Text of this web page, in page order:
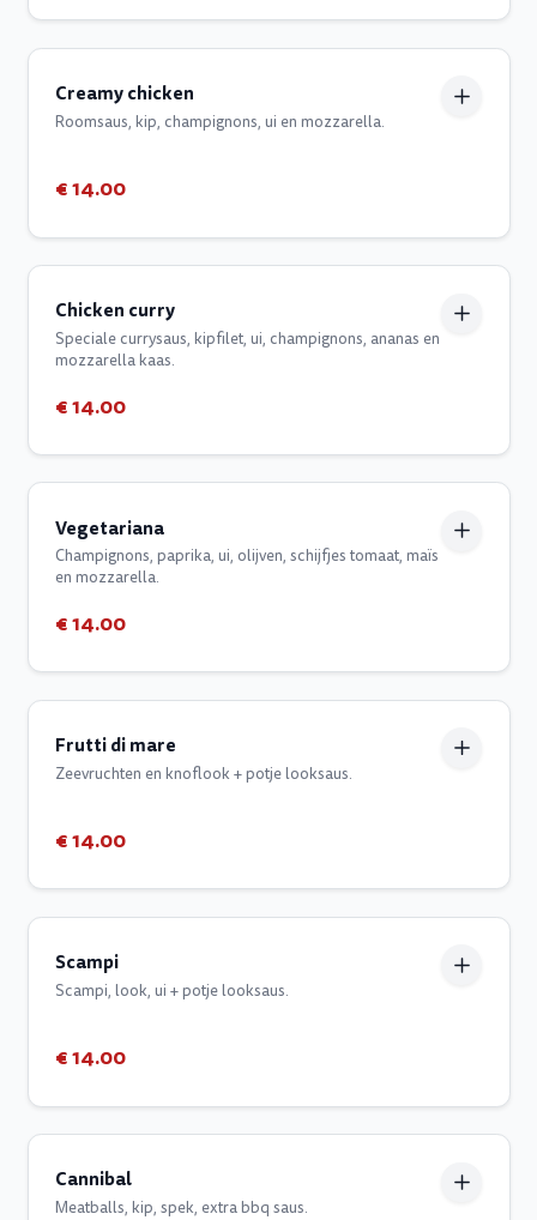
Creamy chicken
Roomsaus, kip, champignons, ui en mozzarella.
€ 14.00
Chicken curry
Speciale currysaus, kipfilet, ui, champignons, ananas en
mozzarella kaas.
€ 14.00
Vegetariana
Champignons, paprika, ui, olijven, schijfjes tomaat, maïs
en mozzarella.
€ 14.00
Frutti di mare
Zeevruchten en knoflook + potje looksaus.
€ 14.00
Scampi
Scampi, look, ui + potje looksaus.
€ 14.00
Cannibal
Meatballs, kip, spek, extra bbq saus.